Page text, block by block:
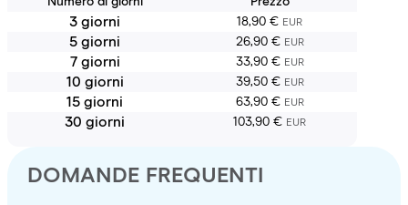
3 giorni 18,90 € EUR
5 giorni 26,90 € EUR
7 giorni 33,90 € EUR
10 giorni 39,50 € EUR
15 giorni 63,90 € EUR
30 giorni 103,90 € EUR
DOMANDE FREQUENTI